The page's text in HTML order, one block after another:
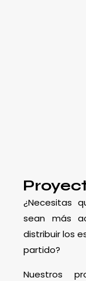
¿Necesitas
sean más
distribuir los
partido?
Nuestros